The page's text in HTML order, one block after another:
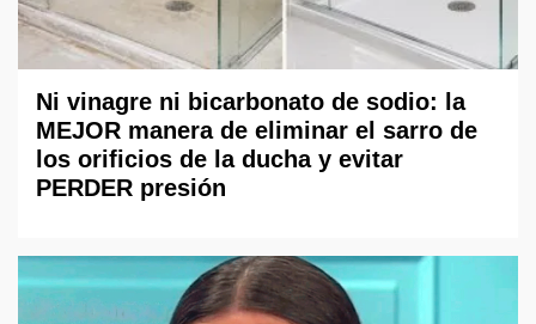
Ni vinagre ni bicarbonato de sodio: la
MEJOR manera de eliminar el sarro de
los orificios de la ducha y evitar
PERDER presión